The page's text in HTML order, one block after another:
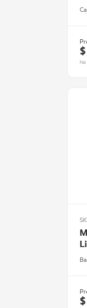
No